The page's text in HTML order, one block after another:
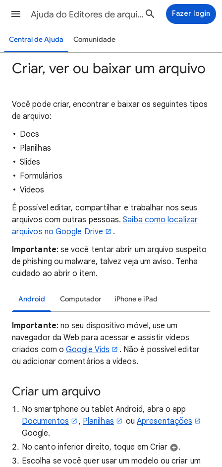
Ajuda do Editores de arquivos Google Fazer login
Central de Ajuda Comunidade
Criar, ver ou baixar um arquivo
Você pode criar, encontrar e baixar os seguintes tipos
de arquivo:
Docs
Planilhas
Slides
Formulários
Vídeos
É possível editar, compartilhar e trabalhar nos seus
arquivos com outras pessoas.Saiba como localizar
arquivos no Google Drive
.
Importante: se você tentar abrir um arquivo suspeito
de phishing ou malware, talvez veja um aviso. Tenha
cuidado ao abrir o item.
Android Computador iPhone e iPad
Importante: no seu dispositivo móvel, use um
navegador da Web para acessar e assistir vídeos
criados com oGoogle Vids
. Não é possível editar
ou adicionar comentários a vídeos.
Criar um arquivo
No smartphone ou tablet Android, abra o app
Documentos
, Planilhas ouApresentações
Google.
No canto inferior direito, toque em Criar
.
Escolha se você quer usar um modelo ou criar um